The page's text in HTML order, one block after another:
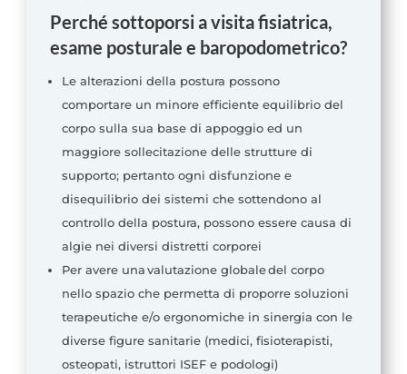
Perché sottoporsi a visita fisiatrica,
esame posturale e baropodometrico?
Le alterazioni della postura possono
comportare un minore efficiente equilibrio del
corpo sulla sua base di appoggio ed un
maggiore sollecitazione delle strutture di
supporto; pertanto ogni disfunzione e
disequilibrio dei sistemi che sottendono al
controllo della postura, possono essere causa di
algie nei diversi distretti corporei
Per avere una valutazione globale del corpo
nello spazio che permetta di proporre soluzioni
terapeutiche e/o ergonomiche in sinergia con le
diverse figure sanitarie (medici, fisioterapisti,
osteopati, istruttori ISEF e podologi)